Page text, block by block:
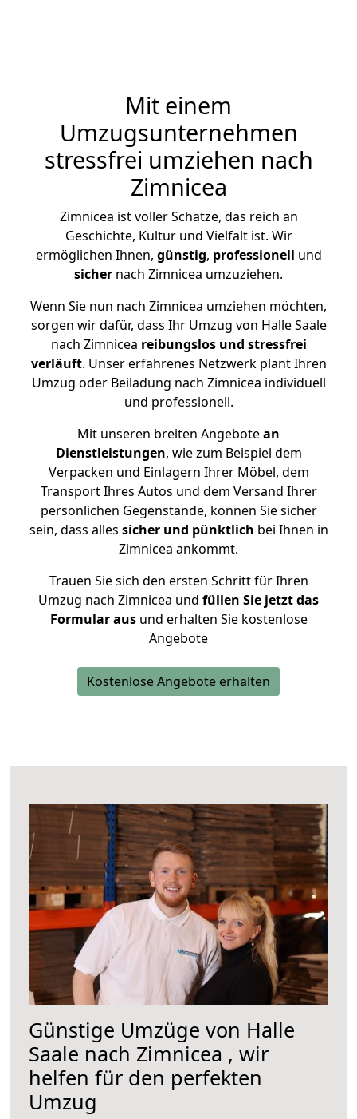
Mit einem
Umzugsunternehmen
stressfrei umziehen nach
Zimnicea
Zimnicea ist voller Schätze, das reich an
Geschichte, Kultur und Vielfalt ist. Wir
ermöglichen Ihnen, günstig, professionell und
sicher nach Zimnicea umzuziehen.
Wenn Sie nun nach Zimnicea umziehen möchten,
sorgen wir dafür, dass Ihr Umzug von Halle Saale
nach Zimnicea reibungslos und stressfrei
verläuft. Unser erfahrenes Netzwerk plant Ihren
Umzug oder Beiladung nach Zimnicea individuell
und professionell.
Mit unseren breiten Angebotean
Dienstleistungen, wie zum Beispiel dem
Verpacken und Einlagern Ihrer Möbel, dem
Transport Ihres Autos und dem Versand Ihrer
persönlichen Gegenstände, können Sie sicher
sein, dass alles sicher und pünktlich bei Ihnen in
Zimnicea ankommt.
Trauen Sie sich den ersten Schritt für Ihren
Umzug nach Zimnicea und füllen Sie jetzt das
Formular ausund erhalten Sie kostenlose
Angebote
Kostenlose Angebote erhalten
Günstige Umzüge von Halle
Saale nach Zimnicea , wir
helfen für den perfekten
Umzug